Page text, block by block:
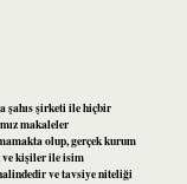
şahıs şirketi ile hiçbir
makaleler
olup, gerçek kurum
ve kişiler ile isim
ve tavsiye niteliği